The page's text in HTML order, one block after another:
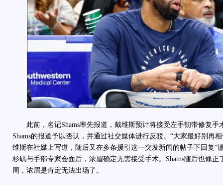
此前，名记Shams率先报道，戴维斯预计将接受左手韧带修复手
Shams的报道予以否认，并通过社交媒体进行反驳。“大家最好别再
维斯在社媒上写道，随后又在多条援引这一突发新闻的帖子下回复“
杉矶与手部专家会面后，浓眉确定无需接受手术。Shams随后也修
周，浓眉是肯定无法出场了。